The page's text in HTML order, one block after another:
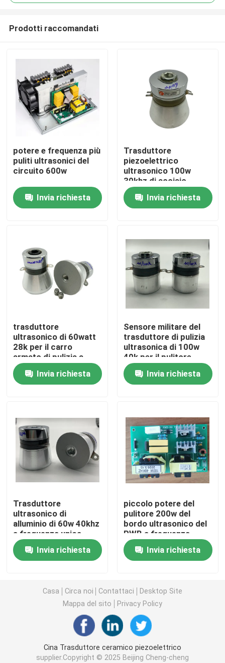
Prodotti
Circa noi
Controllo di qualità
Richieda una citazione
Trasduttore ad ultrasuoni pulizia
Trasduttore ultrasonico di multi frequenza
trasduttore ultrasonico piezoelettrico
Generatore di ultrasuoni di Digital
generatore di frequenza ultrasonica
Macchina di pulizia ad ultrasuoni
Disruptore ultrasonico delle cellule
Reattore ultrasonico
Prodotti raccomandati
potere e frequenza più
puliti ultrasonici del
circuito 600w
Invia richiesta
Trasduttore
piezoelettrico
ultrasonico 100w
30khz di acciaio
inossidabile
Invia richiesta
trasduttore
ultrasonico di 60watt
28k per il carro
armato di pulizia a
frequenza unica
Invia richiesta
Sensore militare del
trasduttore di pulizia
ultrasonica di 100w
40k per il pulitore
Invia richiesta
Trasduttore
ultrasonico di
alluminio di 60w 40khz
a frequenza unica
Invia richiesta
piccolo potere del
pulitore 200w del
bordo ultrasonico del
PWB a frequenza
unica
Invia richiesta
Casa Circa noi Contattaci
Desktop Site
Mappa del sito
Privacy Policy
Cina Trasduttore ceramico piezoelettrico
supplier.Copyright © 2025 Beijing Cheng-cheng